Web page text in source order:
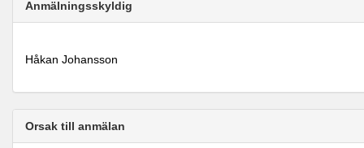
Anmälningsskyldig
Håkan Johansson
Orsak till anmälan